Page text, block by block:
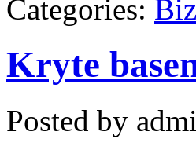
Categories:
Kryte
Posted by